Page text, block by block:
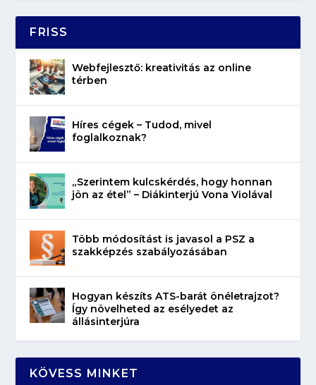
FRISS
Webfejlesztő: kreativitás az online
térben
Híres cégek – Tudod, mivel
foglalkoznak?
„Szerintem kulcskérdés, hogy honnan
jön az étel” – Diákinterjú Vona Violával
Több módosítást is javasol a PSZ a
szakképzés szabályozásában
Hogyan készíts ATS-barát önéletrajzot?
Így növelheted az esélyedet az
állásinterjúra
KÖVESS MINKET